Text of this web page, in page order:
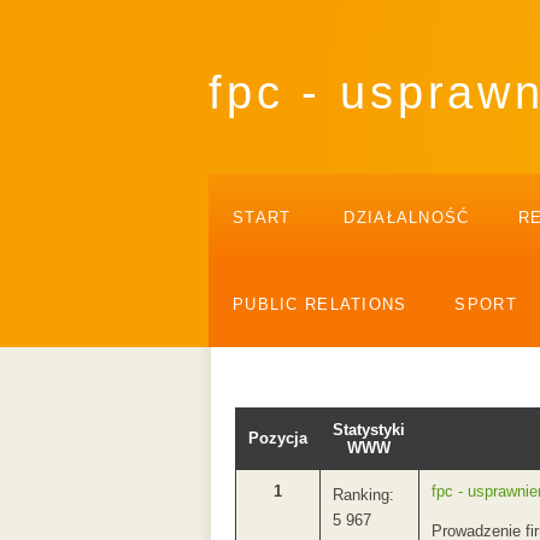
fpc -
START DZIAŁALNOŚĆ
PUBLIC RELATIONS SPORT
Pozycja
Statystyki
WWW
1
Ranking:
5 967
fpc -
Prowadzenie